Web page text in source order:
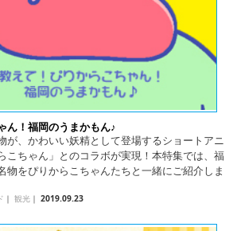
ん！福岡のうまかもん♪
が、かわいい妖精として登場するショートアニ
こちゃん」とのコラボが実現！本特集では、福
物をぴりからこちゃんたちと一緒にご紹介しま
｜ 観光｜ 2019.09.23